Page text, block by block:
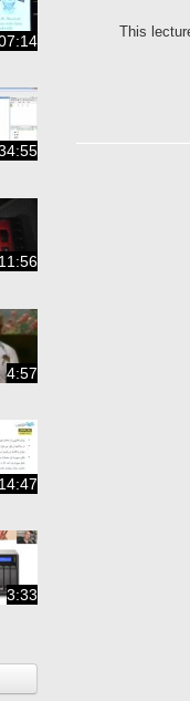
This
1:07:14
34:55
11:56
4:57
14:47
3:33